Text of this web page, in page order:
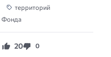
территорий
Фонда
20 0